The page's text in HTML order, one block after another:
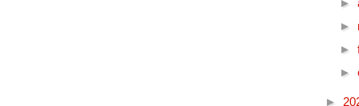
►
►
►
►